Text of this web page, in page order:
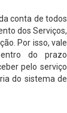
conta de todos
dos Serviços,
Por isso, vale
do prazo
pelo serviço
do sistema de